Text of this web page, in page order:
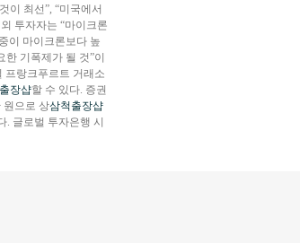
이 최선”, “미국에서
투자자는 “마이크론
이 마이크론보다 높
기폭제가 될 것”이
프랑크푸르트 거래소
장샵할 수 있다. 증권
원으로 상삼척출장샵
. 글로벌 투자은행 시